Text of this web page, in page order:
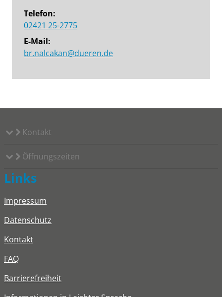
Telefon:
02421 25-2775
E-Mail:
br.nalcakan@dueren.de
Kontakt
Öffnungszeiten
Links
Impressum
Datenschutz
Kontakt
FAQ
Barrierefreiheit